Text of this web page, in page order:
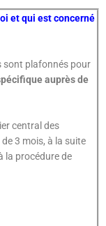
et qui est concerné
sont plafonnés pour
auprès de
central des
3 mois, à la suite
la procédure de